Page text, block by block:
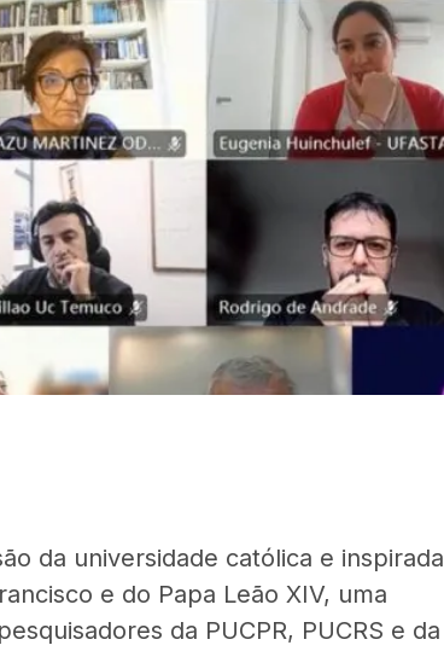
da universidade católica e inspirada
e do Papa Leão XIV, uma
da PUCPR, PUCRS e da